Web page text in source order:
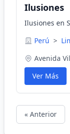
Ilusiones
Ilusiones en
Perú >
Avenida
Ver Más
« Anterior